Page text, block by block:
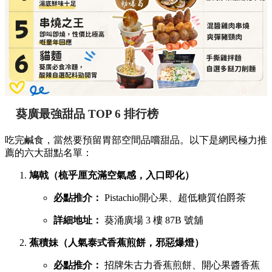
葵廣最強甜品 TOP 6 排行榜
吃完鹹食，當然要預留胃部空間品嚐甜品。以下是網民極力推
薦的六大甜點名單：
鳩戟（梳乎厘充滿空氣感，入口即化）
必點推介： Pistachio開心果、超低糖質伯爵茶
詳細地址： 葵涌廣場 3 樓 87B 號舖
蕉積妹（人氣泰式香蕉煎餅，邪惡爆燈）
必點推介： 招牌朱古力香蕉煎餅、開心果醬香蕉